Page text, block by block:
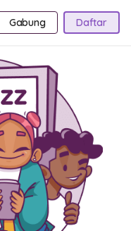
Gabung Daftar